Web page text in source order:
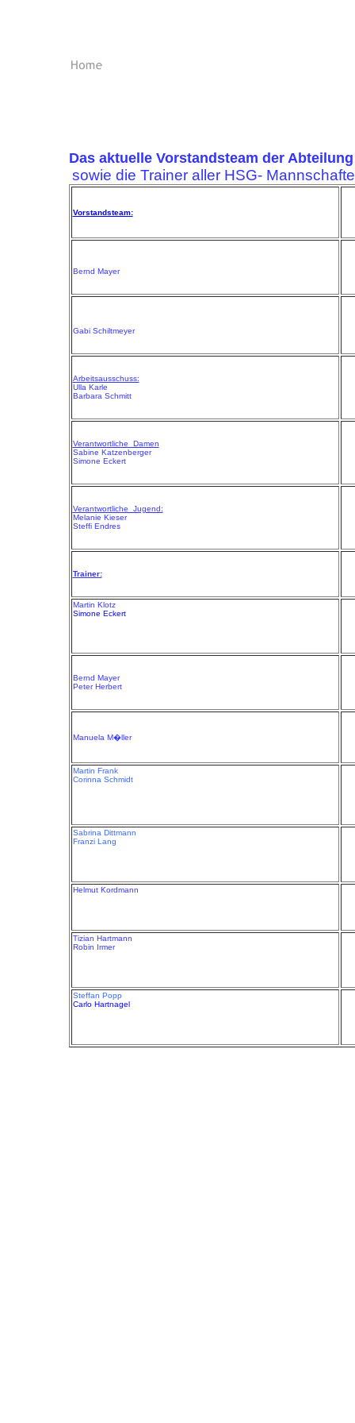
Das aktuelle Vorstandsteam der
sowie die Trainer aller HSG-
Vorstandsteam:
Bernd Mayer
Gabi Schiltmeyer
Arbeitsausschuss:
Ulla Karle
Barbara Schmitt
Verantwortliche Damen
Sabine Katzenberger
Simone Eckert
Verantwortliche Jugend:
Melanie Kieser
Steffi Endres
Trainer:
Martin Klotz
Simone Eckert
Bernd Mayer
Peter Herbert
Manuela M�ller
Martin Frank
Corinna Schmidt
Sabrina Dittmann
Franzi Lang
Helmut Kordmann
Tizian Hartmann
Robin Irmer
Steffan Popp
Carlo Hartnagel